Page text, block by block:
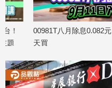
00981T八月除息0.082元 想領
天買